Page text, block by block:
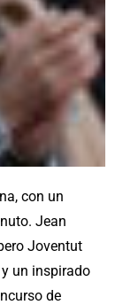
con un
Jean
Joventut
un inspirado
de